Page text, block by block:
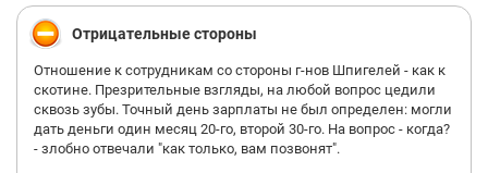
Отрицательные стороны
Отношение к сотрудникам со стороны г-нов Шпигелей - как к
скотине. Презрительные взгляды, на любой вопрос цедили
сквозь зубы. Точный день зарплаты не был определен: могли
дать деньги один месяц 20-го, второй 30-го. На вопрос - когда?
- злобно отвечали "как только, вам позвонят".